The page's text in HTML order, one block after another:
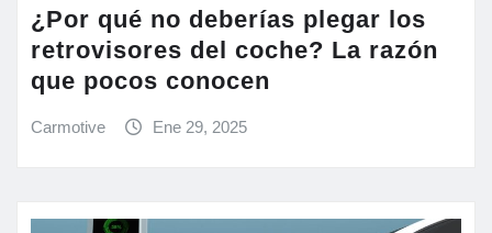
¿Por qué no deberías plegar los
retrovisores del coche? La razón
que pocos conocen
Carmotive Ene 29, 2025